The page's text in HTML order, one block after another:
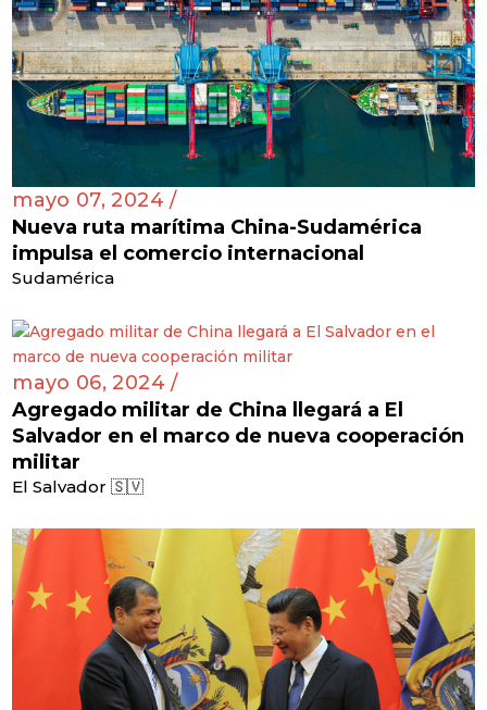
mayo 07, 2024 /
Nueva ruta marítima China-Sudamérica
impulsa el comercio internacional
Sudamérica
mayo 06, 2024 /
Agregado militar de China llegará a El
Salvador en el marco de nueva cooperación
militar
El Salvador 🇸🇻